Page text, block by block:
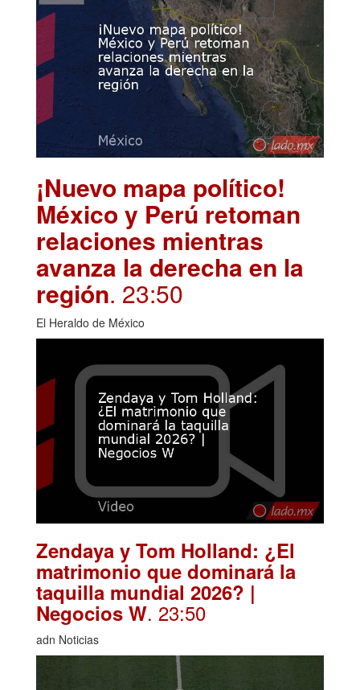
¡Nuevo mapa político!
México y Perú retoman
relaciones mientras
avanza la derecha en la
región. 23:50
El Heraldo de México
Zendaya y Tom Holland: ¿El
matrimonio que dominará la
taquilla mundial 2026? |
Negocios W. 23:50
adn Noticias